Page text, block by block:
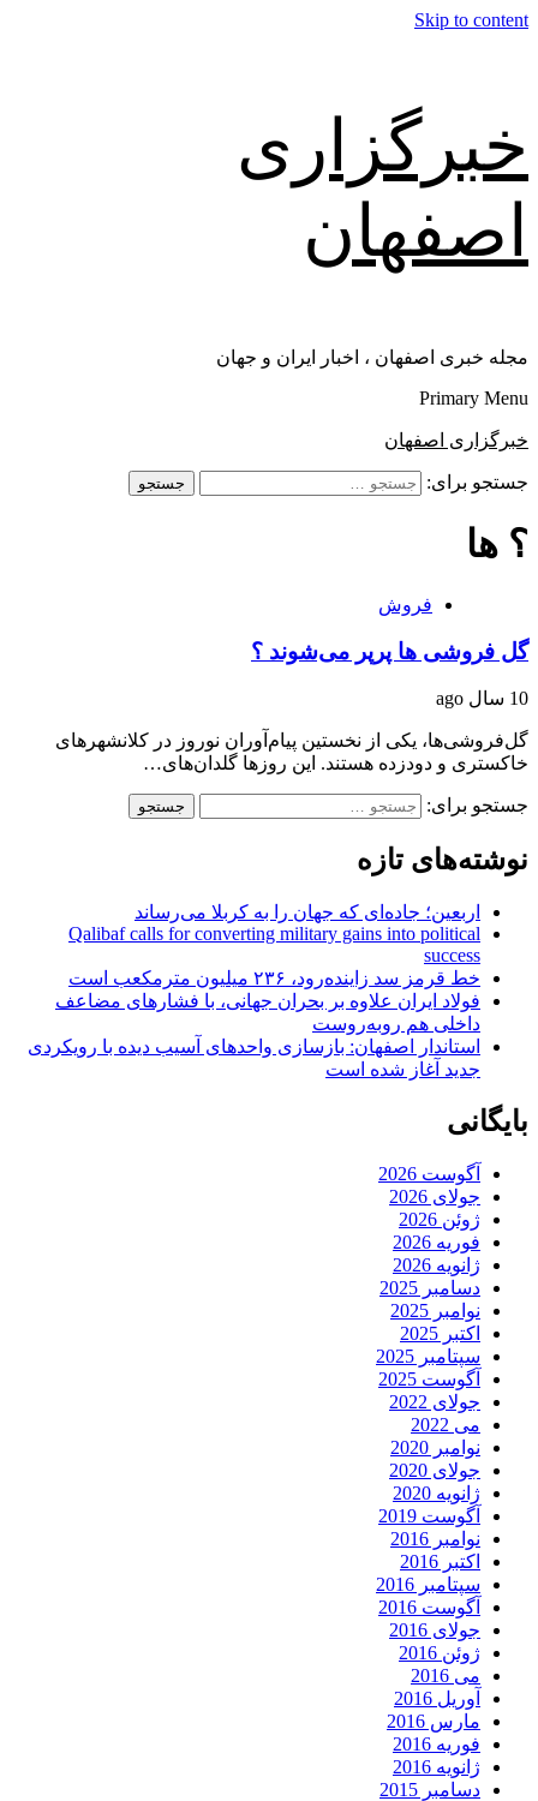
Skip to content
خبرگزاری
اصفهان
مجله خبری اصفهان ، اخبار ایران و جهان
Primary Menu
خبرگزاری اصفهان
جستجو برای:
؟ ها
فروش
گل فروشی ها پرپر می‌شوند ؟
10 سال ago
گل‌فروشی‌ها، یکی از نخستین پیام‌آوران نوروز در کلانشهرهای
خاکستری و دودزده هستند. این روزها گلدان‌های…
جستجو برای:
نوشته‌های تازه
اربعین؛ جاده‌ای که جهان را به کربلا می‌رساند
Qalibaf calls for converting military gains into political
success
خط قرمز سد زاینده‌رود، ۲۳۶ میلیون مترمکعب است
فولاد ایران علاوه بر بحران جهانی، با فشارهای مضاعف
داخلی هم روبه‌روست
استاندار اصفهان: بازسازی واحدهای آسیب دیده با رویکردی
جدید آغاز شده است
بایگانی
آگوست 2026
جولای 2026
ژوئن 2026
فوریه 2026
ژانویه 2026
دسامبر 2025
نوامبر 2025
اکتبر 2025
سپتامبر 2025
آگوست 2025
جولای 2022
می 2022
نوامبر 2020
جولای 2020
ژانویه 2020
آگوست 2019
نوامبر 2016
اکتبر 2016
سپتامبر 2016
آگوست 2016
جولای 2016
ژوئن 2016
می 2016
آوریل 2016
مارس 2016
فوریه 2016
ژانویه 2016
دسامبر 2015